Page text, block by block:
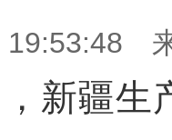
19:53:48
疆生